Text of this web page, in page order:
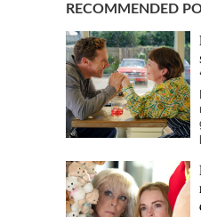
RECOMMENDED